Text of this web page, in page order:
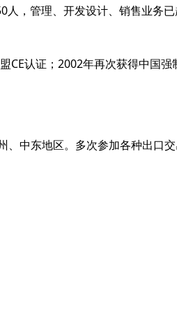
，管理、开发设计、销售业务已
认证；2002年再次获得中国强
、中东地区。多次参加各种出口